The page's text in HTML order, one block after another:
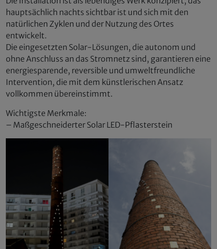
hauptsächlich nachts sichtbar ist und sich mit den
natürlichen Zyklen und der Nutzung des Ortes
entwickelt.
Die eingesetzten Solar-Lösungen, die autonom und
ohne Anschluss an das Stromnetz sind, garantieren eine
energiesparende, reversible und umweltfreundliche
Intervention, die mit dem künstlerischen Ansatz
vollkommen übereinstimmt.
Wichtigste Merkmale:
– Maßgeschneiderter Solar LED-Pflasterstein